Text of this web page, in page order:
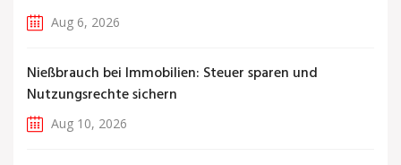
Aug 6, 2026
Nießbrauch bei Immobilien: Steuer sparen und
Nutzungsrechte sichern
Aug 10, 2026